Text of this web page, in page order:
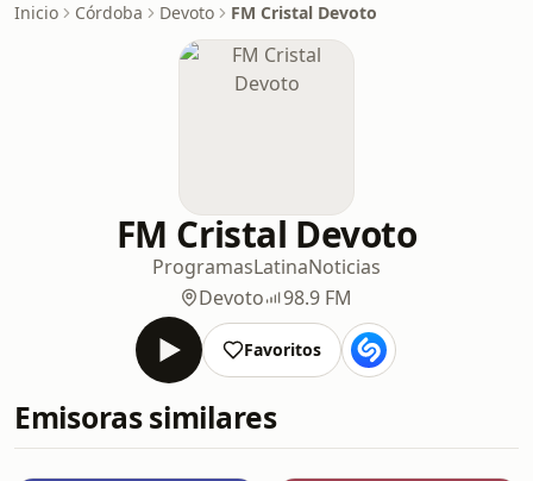
Inicio Córdoba Devoto FM Cristal Devoto
FM Cristal Devoto
ProgramasLatinaNoticias
Devoto
98.9 FM
Favoritos
Emisoras similares